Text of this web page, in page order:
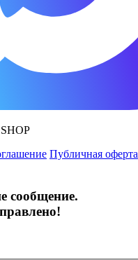
Публичная оферта
сообщение.